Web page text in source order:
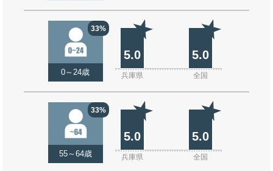
33%
0～24歳
5.0 5.0
兵庫県 全国
33%
55～64歳
5.0 5.0
兵庫県 全国